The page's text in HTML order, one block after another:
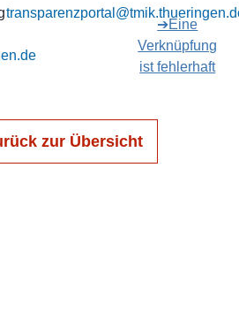
➔Eine
Verknüpfung
ist fehlerhaft
zur Übersicht